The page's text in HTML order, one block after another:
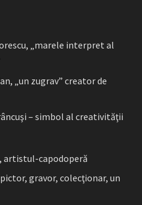
„marele interpret al
„un zugrav” creator de
– simbol al creativităţii
artistul-capodoperă
gravor, colecţionar, un